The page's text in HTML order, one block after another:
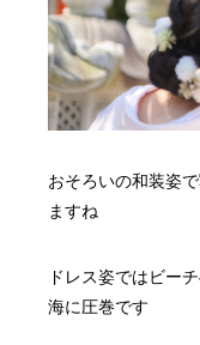
おそろいの和装姿
ますね
ドレス姿ではビー
海に圧巻です